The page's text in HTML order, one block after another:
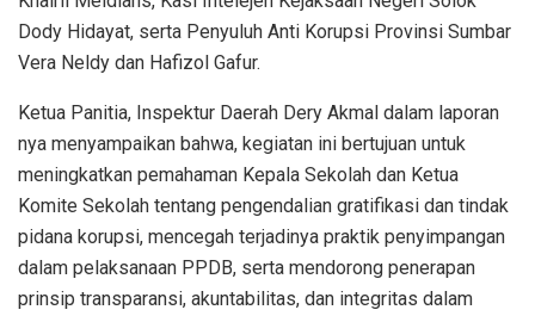
Dody Hidayat, serta Penyuluh Anti Korupsi Provinsi Sumbar
Vera Neldy dan Hafizol Gafur.
Ketua Panitia, Inspektur Daerah Dery Akmal dalam laporan
nya menyampaikan bahwa, kegiatan ini bertujuan untuk
meningkatkan pemahaman Kepala Sekolah dan Ketua
Komite Sekolah tentang pengendalian gratifikasi dan tindak
pidana korupsi, mencegah terjadinya praktik penyimpangan
dalam pelaksanaan PPDB, serta mendorong penerapan
prinsip transparansi, akuntabilitas, dan integritas dalam